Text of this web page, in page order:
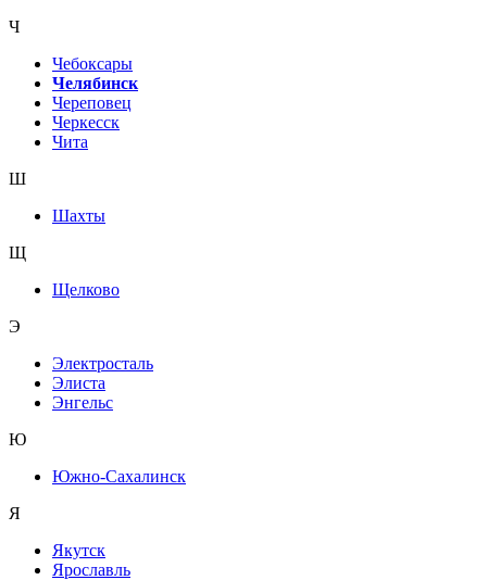
Ч
Чебоксары
Челябинск
Череповец
Черкесск
Чита
Ш
Шахты
Щ
Щелково
Э
Электросталь
Элиста
Энгельс
Ю
Южно-Сахалинск
Я
Якутск
Ярославль